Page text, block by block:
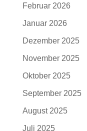
Februar 2026
Januar 2026
Dezember 2025
November 2025
Oktober 2025
September 2025
August 2025
Juli 2025